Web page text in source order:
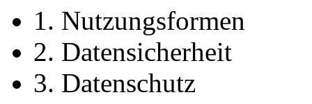
1. Nutzungsformen
2. Datensicherheit
3. Datenschutz